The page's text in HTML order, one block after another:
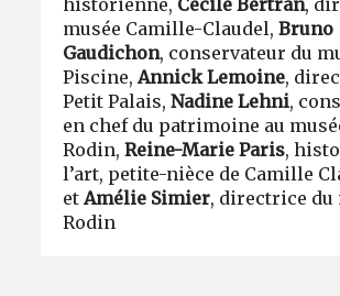
musée Camille-Claudel,Bruno
Gaudichon, conservateur du
Piscine,Annick Lemoine,
Petit Palais,Nadine Lehni,
en chef du patrimoine au
Rodin,Reine-Marie Paris,
l’art, petite-nièce de Camille
etAmélie Simier, directrice du
Rodin